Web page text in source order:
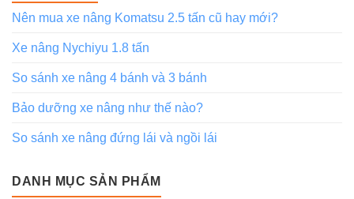
Nên mua xe nâng Komatsu 2.5 tấn cũ hay mới?
Xe nâng Nychiyu 1.8 tấn
So sánh xe nâng 4 bánh và 3 bánh
Bảo dưỡng xe nâng như thế nào?
So sánh xe nâng đứng lái và ngồi lái
DANH MỤC SẢN PHẨM